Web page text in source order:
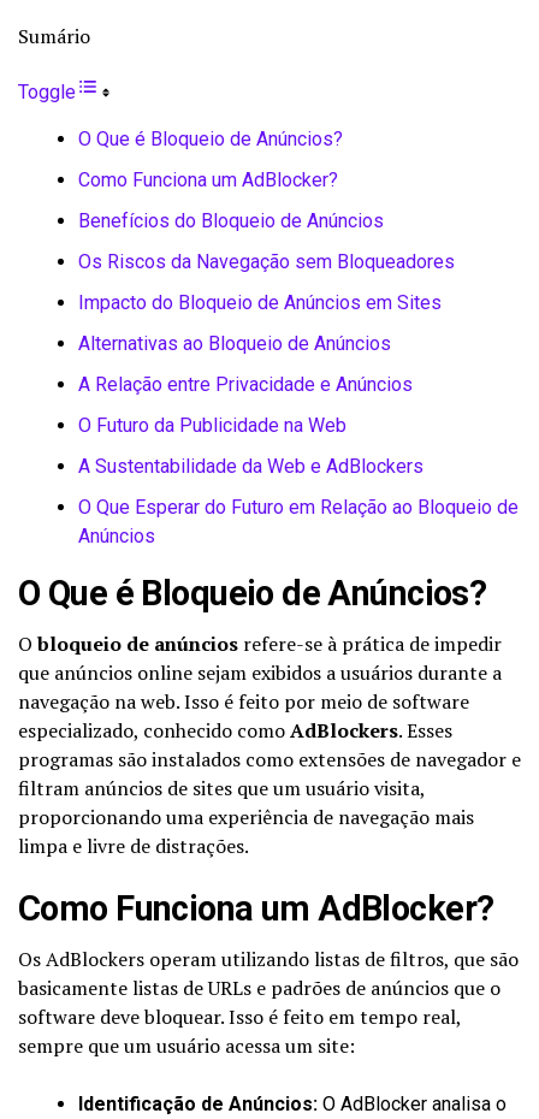
Sumário
Toggle
O Que é Bloqueio de Anúncios?
Como Funciona um AdBlocker?
Benefícios do Bloqueio de Anúncios
Os Riscos da Navegação sem Bloqueadores
Impacto do Bloqueio de Anúncios em Sites
Alternativas ao Bloqueio de Anúncios
A Relação entre Privacidade e Anúncios
O Futuro da Publicidade na Web
A Sustentabilidade da Web e AdBlockers
O Que Esperar do Futuro em Relação ao Bloqueio de
Anúncios
O Que é Bloqueio de Anúncios?
Obloqueio de anúncios refere-se à prática de impedir
que anúncios online sejam exibidos a usuários durante a
navegação na web. Isso é feito por meio de software
especializado, conhecido comoAdBlockers. Esses
programas são instalados como extensões de navegador e
filtram anúncios de sites que um usuário visita,
proporcionando uma experiência de navegação mais
limpa e livre de distrações.
Como Funciona um AdBlocker?
Os AdBlockers operam utilizando listas de filtros, que são
basicamente listas de URLs e padrões de anúncios que o
software deve bloquear. Isso é feito em tempo real,
sempre que um usuário acessa um site:
Identificação de Anúncios: O AdBlocker analisa o